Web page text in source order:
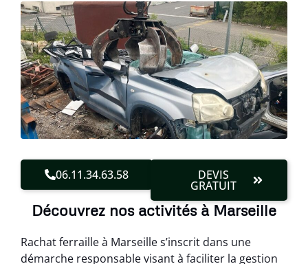
06.11.34.63.58 DEVIS
GRATUIT
Découvrez nos activités à Marseille
Rachat ferraille à Marseille s’inscrit dans une
démarche responsable visant à faciliter la gestion